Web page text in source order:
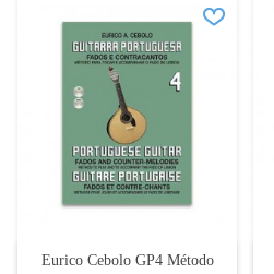
Eurico Cebolo GP4 Método